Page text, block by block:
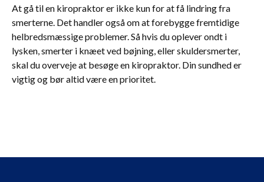
At gå til en kiropraktor er ikke kun for at få lindring fra
smerterne. Det handler også om at forebygge fremtidige
helbredsmæssige problemer. Så hvis du oplever ondt i
lysken, smerter i knæet ved bøjning, eller skuldersmerter,
skal du overveje at besøge en kiropraktor. Din sundhed er
vigtig og bør altid være en prioritet.